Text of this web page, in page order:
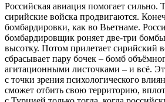
Российская авиация помогает сильно.
сирийские войска продвигаются.
бомбардировки, как во Вьетнаме.
бомбардировщик роняет две-три
высотку. Потом прилетает сирийский
сбрасывает пару бочек – бомб
агитационными листочками – и всё.
с точки зрения психологического
сможет отбить свою территорию,